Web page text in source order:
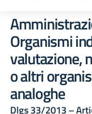
Organismi
valutazione,
o altri
analoghe
Dlgs 33/2013 –